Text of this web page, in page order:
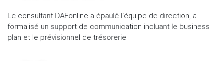
Le consultant DAFonline a épaulé l’équipe de direction, a
formalisé un support de communication incluant le business
plan et le prévisionnel de trésorerie